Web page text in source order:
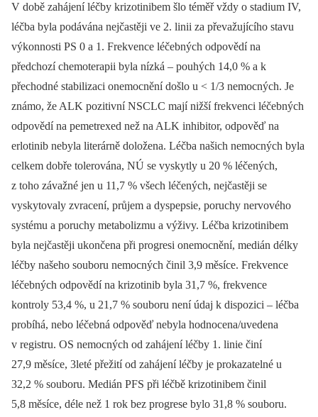
V době zahájení léčby krizotinibem šlo téměř vždy o stadium IV,
léčba byla podávána nejčastěji ve 2. linii za převažujícího stavu
výkonnosti PS 0 a 1. Frekvence léčebných odpovědí na
předchozí chemoterapii byla nízká –⁠ pouhých 14,0 % a k
přechodné stabilizaci onemocnění došlo u < 1/3 nemocných. Je
známo, že ALK pozitivní NSCLC mají nižší frekvenci léčebných
odpovědí na pemetrexed než na ALK inhibitor, odpověď na
erlotinib nebyla literárně doložena. Léčba našich nemocných byla
celkem dobře tolerována, NÚ se vyskytly u 20 % léčených,
z toho závažné jen u 11,7 % všech léčených, nejčastěji se
vyskytovaly zvracení, průjem a dyspepsie, poruchy nervového
systému a poruchy metabolizmu a výživy. Léčba krizotinibem
byla nejčastěji ukončena při progresi onemocnění, medián délky
léčby našeho souboru nemocných činil 3,9 měsíce. Frekvence
léčebných odpovědí na krizotinib byla 31,7 %, frekvence
kontroly 53,4 %, u 21,7 % souboru není údaj k dispozici –⁠ léčba
probíhá, nebo léčebná odpověď nebyla hodnocena/uvedena
v registru. OS nemocných od zahájení léčby 1. linie činí
27,9 měsíce, 3leté přežití od zahájení léčby je prokazatelné u
32,2 % souboru. Medián PFS při léčbě krizotinibem činil
5,8 měsíce, déle než 1 rok bez progrese bylo 31,8 % souboru.